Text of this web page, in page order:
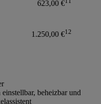
623,00 €
1.250,00 €12
beheizbar und